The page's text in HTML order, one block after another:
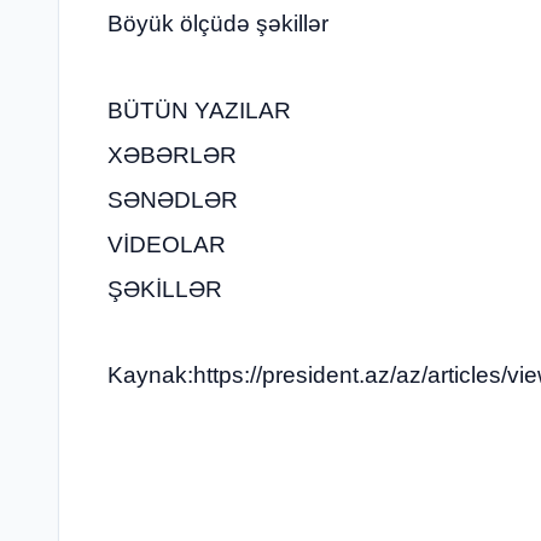
Böyük ölçüdə şəkillər
BÜTÜN YAZILAR
XƏBƏRLƏR
SƏNƏDLƏR
VİDEOLAR
ŞƏKİLLƏR
Kaynak:https://president.az/az/articles/